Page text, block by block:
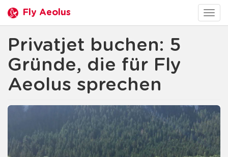
Fly Aeolus
Privatjet buchen: 5
Gründe, die für Fly
Aeolus sprechen